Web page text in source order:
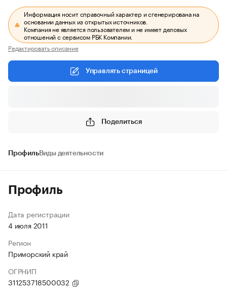
Информация носит справочный характер и сгенерирована на
основании данных из открытых источников.
Компания не является пользователем и не имеет деловых
отношений с сервисом РБК Компании.
Редактировать описание
Управлять страницей
Поделиться
ПрофильВиды деятельности
Профиль
Дата регистрации
4 июля 2011
Регион
Приморский край
ОГРНИП
311253718500032